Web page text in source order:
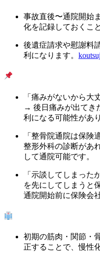
事故直後〜通院開始
化を記録しておくこ
後遺症請求や慰謝料
利になります。
「痛みがないから大
→ 後日痛みが出てき
利になる可能性があ
「整骨院通院は保
整形外科の診断があ
して通院可能です。
「示談してしまっ
を先にしてしまうと
通院開始前に保険会
初期の筋肉・関節・
正することで、慢性